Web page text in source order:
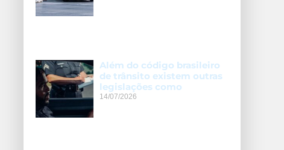
Além do código brasileiro
de trânsito existem outras
legislações como
14/07/2026